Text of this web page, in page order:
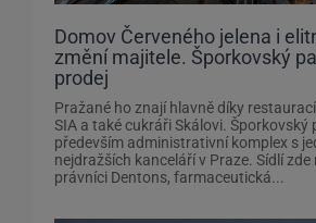
Domov Červeného jelena i
změní majitele. Šporkovský
prodej
Pražané ho znají hlavně díky
SIA a také cukráři Skálovi. Šporkovský
především administrativní komplex s
nejdražších kanceláří v Praze. Sídlí
právníci Dentons, farmaceutická...